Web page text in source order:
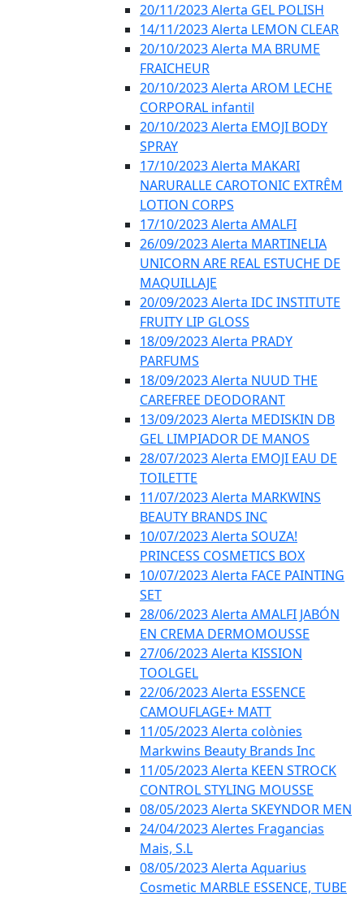
20/11/2023 Alerta GEL POLISH
14/11/2023 Alerta LEMON CLEAR
20/10/2023 Alerta MA BRUME
FRAICHEUR
20/10/2023 Alerta AROM LECHE
CORPORAL infantil
20/10/2023 Alerta EMOJI BODY
SPRAY
17/10/2023 Alerta MAKARI
NARURALLE CAROTONIC EXTRÊM
LOTION CORPS
17/10/2023 Alerta AMALFI
26/09/2023 Alerta MARTINELIA
UNICORN ARE REAL ESTUCHE DE
MAQUILLAJE
20/09/2023 Alerta IDC INSTITUTE
FRUITY LIP GLOSS
18/09/2023 Alerta PRADY
PARFUMS
18/09/2023 Alerta NUUD THE
CAREFREE DEODORANT
13/09/2023 Alerta MEDISKIN DB
GEL LIMPIADOR DE MANOS
28/07/2023 Alerta EMOJI EAU DE
TOILETTE
11/07/2023 Alerta MARKWINS
BEAUTY BRANDS INC
10/07/2023 Alerta SOUZA!
PRINCESS COSMETICS BOX
10/07/2023 Alerta FACE PAINTING
SET
28/06/2023 Alerta AMALFI JABÓN
EN CREMA DERMOMOUSSE
27/06/2023 Alerta KISSION
TOOLGEL
22/06/2023 Alerta ESSENCE
CAMOUFLAGE+ MATT
11/05/2023 Alerta colònies
Markwins Beauty Brands Inc
11/05/2023 Alerta KEEN STROCK
CONTROL STYLING MOUSSE
08/05/2023 Alerta SKEYNDOR MEN
24/04/2023 Alertes Fragancias
Mais, S.L
08/05/2023 Alerta Aquarius
Cosmetic MARBLE ESSENCE, TUBE